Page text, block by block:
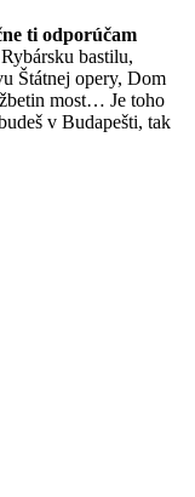
ti odporúčam
bastilu,
Štátnej opery, Dom
most… Je toho
v Budapešti, tak